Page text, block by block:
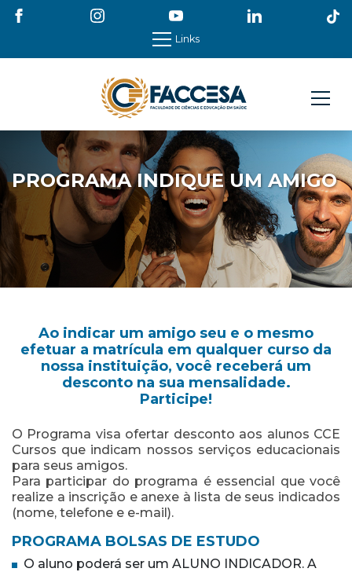
Links
PROGRAMA INDIQUE UM AMIGO
Ao indicar um amigo seu e o mesmo
efetuar a matrícula em qualquer curso da
nossa instituição, você receberá um
desconto na sua mensalidade.
Participe!
O Programa visa ofertar desconto aos alunos CCE
Cursos que indicam nossos serviços educacionais
para seus amigos.
Para participar do programa é essencial que você
realize a inscrição e anexe à lista de seus indicados
(nome, telefone e e-mail).
PROGRAMA BOLSAS DE ESTUDO
O aluno poderá ser um ALUNO INDICADOR. A